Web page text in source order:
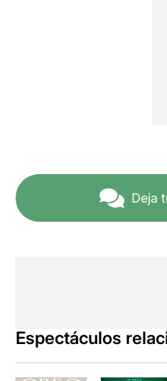
Deja
Espectáculos